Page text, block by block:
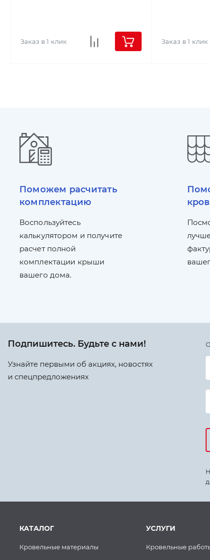
Заказ в 1 клик Заказ в 1 клик
Поможем расчитать
комплектацию
Воспользуйтесь
калькулятором и получите
расчет полной
комплектации крыши
вашего дома.
Подпишитесь. Будьте с нами!
Узнайте первыми об акциях, новостях
и спецпредложениях
КАТАЛОГ
Кровельные материалы
УСЛУГИ
Кровельные